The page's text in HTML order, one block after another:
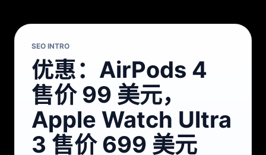
SEO INTRO
优惠：AirPods 4
售价 99 美元，
Apple Watch Ultra
3 售价 699 美元